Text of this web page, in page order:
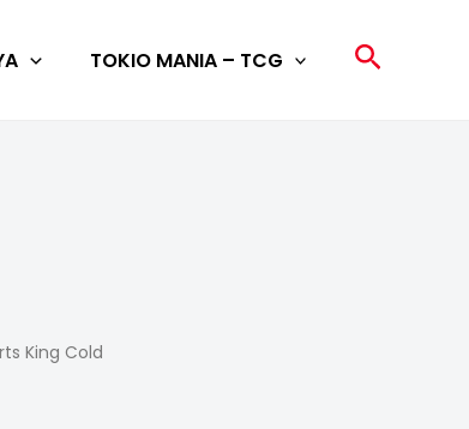
TOKIO MANIA – TCG Search
King Cold